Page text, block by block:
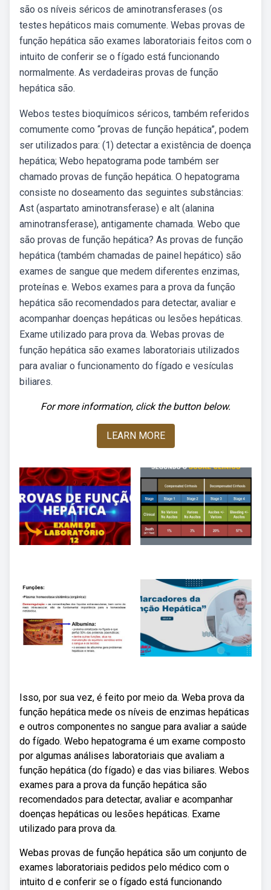
são os níveis séricos de aminotransferases (os
testes hepáticos mais comumente. Webas provas de
função hepática são exames laboratoriais feitos com o
intuito de conferir se o fígado está funcionando
normalmente. As verdadeiras provas de função
hepática são.
Webos testes bioquímicos séricos, também referidos
comumente como “provas de função hepática”, podem
ser utilizados para: (1) detectar a existência de doença
hepática; Webo hepatograma pode também ser
chamado provas de função hepática. O hepatograma
consiste no doseamento das seguintes substâncias:
Ast (aspartato aminotransferase) e alt (alanina
aminotransferase), antigamente chamada. Webo que
são provas de função hepática? As provas de função
hepática (também chamadas de painel hepático) são
exames de sangue que medem diferentes enzimas,
proteínas e. Webos exames para a prova da função
hepática são recomendados para detectar, avaliar e
acompanhar doenças hepáticas ou lesões hepáticas.
Exame utilizado para prova da. Webas provas de
função hepática são exames laboratoriais utilizados
para avaliar o funcionamento do fígado e vesículas
biliares.
For more information, click the button below.
LEARN MORE
Isso, por sua vez, é feito por meio da. Weba prova da
função hepática mede os níveis de enzimas hepáticas
e outros componentes no sangue para avaliar a saúde
do fígado. Webo hepatograma é um exame composto
por algumas análises laboratoriais que avaliam a
função hepática (do fígado) e das vias biliares. Webos
exames para a prova da função hepática são
recomendados para detectar, avaliar e acompanhar
doenças hepáticas ou lesões hepáticas. Exame
utilizado para prova da.
Webas provas de função hepática são um conjunto de
exames laboratoriais pedidos pelo médico com o
intuito d e conferir se o fígado está funcionando